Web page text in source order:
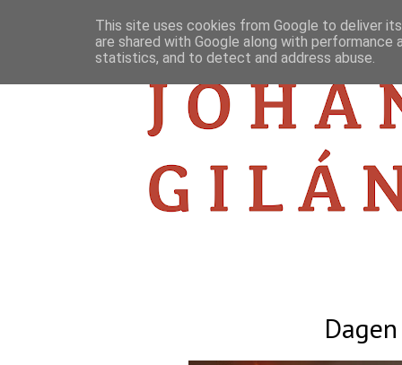
This site uses cookies from Google to deliver
are shared with Google along with
statistics, and to detect and address abuse.